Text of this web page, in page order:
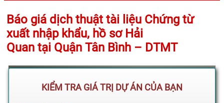
Báo giá dịch thuật tài liệu Chứng từ
xuất nhập khẩu, hồ sơ Hải
Quan tại Quận Tân Bình – DTMT
KIỂM TRA GIÁ TRỊ DỰ ÁN CỦA BẠN